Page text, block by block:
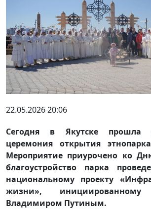
22.05.2026 20:06
Сегодня в Якутске прошла
церемония открытия
Мероприятие приурочено ко
благоустройство парка
национальному проекту
жизни», инициированному
Владимиром Путиным.